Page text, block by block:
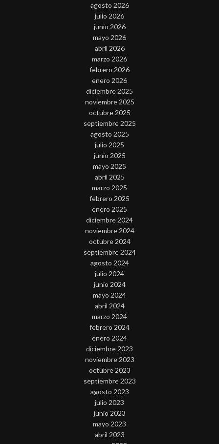
agosto 2026
julio 2026
junio 2026
mayo 2026
abril 2026
marzo 2026
febrero 2026
enero 2026
diciembre 2025
noviembre 2025
octubre 2025
septiembre 2025
agosto 2025
julio 2025
junio 2025
mayo 2025
abril 2025
marzo 2025
febrero 2025
enero 2025
diciembre 2024
noviembre 2024
octubre 2024
septiembre 2024
agosto 2024
julio 2024
junio 2024
mayo 2024
abril 2024
marzo 2024
febrero 2024
enero 2024
diciembre 2023
noviembre 2023
octubre 2023
septiembre 2023
agosto 2023
julio 2023
junio 2023
mayo 2023
abril 2023